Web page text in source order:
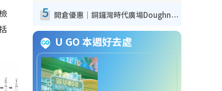
5 開倉優惠｜銅鑼灣時代廣場Doughnut/Campo Marzio開倉低至1折！背囊、書包、手袋劈價$200起
U GO 本週好去處